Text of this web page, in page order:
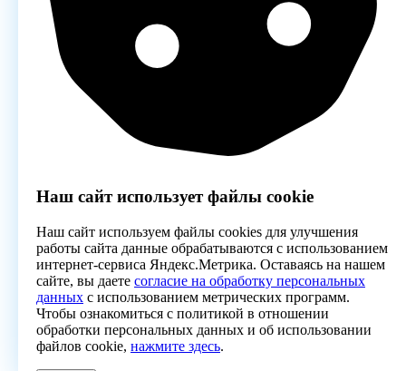
Наш сайт использует файлы cookie
Наш сайт используем файлы cookies для улучшения
работы сайта данные обрабатываются с использованием
интернет-сервиса Яндекс.Метрика. Оставаясь на нашем
сайте, вы даете согласие на обработку персональных
данных с использованием метрических программ.
Чтобы ознакомиться с политикой в отношении
обработки персональных данных и об использовании
файлов cookie, нажмите здесь.